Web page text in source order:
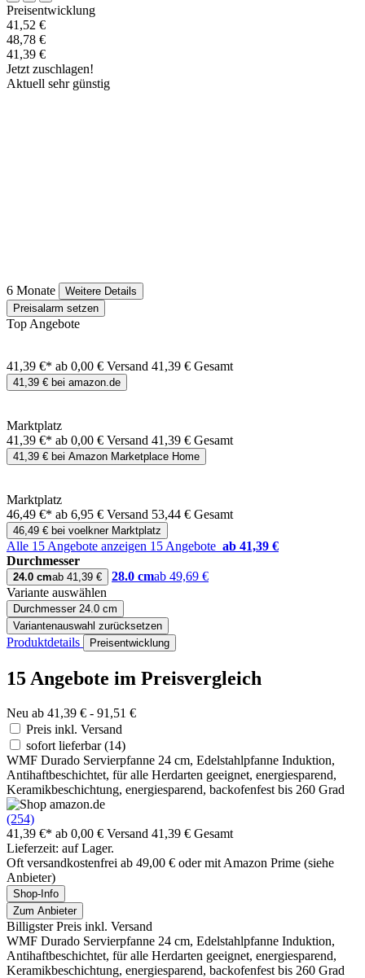
Preisentwicklung
41,52 €
48,78 €
41,39 €
Jetzt zuschlagen!
Aktuell sehr günstig
6 Monate
Weitere Details
Preisalarm setzen
Top Angebote
41,39 €* ab 0,00 € Versand 41,39 € Gesamt
41,39 € bei amazon.de
Marktplatz
41,39 €* ab 0,00 € Versand 41,39 € Gesamt
41,39 € bei Amazon Marketplace Home
Marktplatz
46,49 €* ab 6,95 € Versand 53,44 € Gesamt
46,49 € bei voelkner Marktplatz
Alle 15 Angebote anzeigen 15 Angebote ab 41,39 €
Durchmesser
24.0 cmab 41,39 € 28.0 cmab 49,69 €
Variante auswählen
Durchmesser 24.0 cm
Variantenauswahl zurücksetzen
Produktdetails Preisentwicklung
15 Angebote im Preisvergleich
Neu ab 41,39 € - 91,51 €
Preis inkl. Versand
sofort lieferbar(14)
WMF Durado Servierpfanne 24 cm, Edelstahlpfanne Induktion,
Antihaftbeschichtet, für alle Herdarten geeignet, energiesparend,
Keramikbeschichtung, energiesparend, backofenfest bis 260 Grad
(254)
41,39 €* ab 0,00 € Versand 41,39 € Gesamt
Lieferzeit: auf Lager.
Oft versandkostenfrei ab 49,00 € oder mit Amazon Prime (siehe
Anbieter)
Shop-Info
Zum Anbieter
Billigster Preis inkl. Versand
WMF Durado Servierpfanne 24 cm, Edelstahlpfanne Induktion,
Antihaftbeschichtet, für alle Herdarten geeignet, energiesparend,
Keramikbeschichtung, energiesparend, backofenfest bis 260 Grad